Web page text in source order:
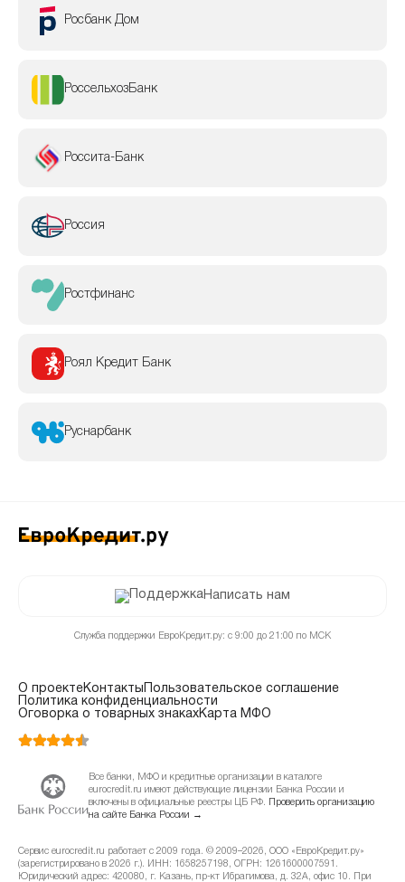
Росбанк Дом
РоссельхозБанк
Россита-Банк
Россия
Ростфинанс
Роял Кредит Банк
Руснарбанк
Написать нам
Служба поддержки ЕвроКредит.ру: с 9:00 до 21:00 по МСК
О проектеКонтакты
Пользовательское соглашение
Политика конфиденциальности
Оговорка о товарных знакахКарта МФО
Все банки, МФО и кредитные организации в каталоге
eurocredit.ru имеют действующие лицензии Банка России и
включены в официальные реестры ЦБ РФ.
Проверить организацию
на сайте Банка России →
Сервис eurocredit.ru работает с 2009 года. © 2009–2026, ООО «ЕвроКредит.ру»
(зарегистрировано в 2026 г.). ИНН: 1658257198, ОГРН: 1261600007591.
Юридический адрес: 420080, г. Казань, пр-кт Ибрагимова, д. 32А, офис 10. При